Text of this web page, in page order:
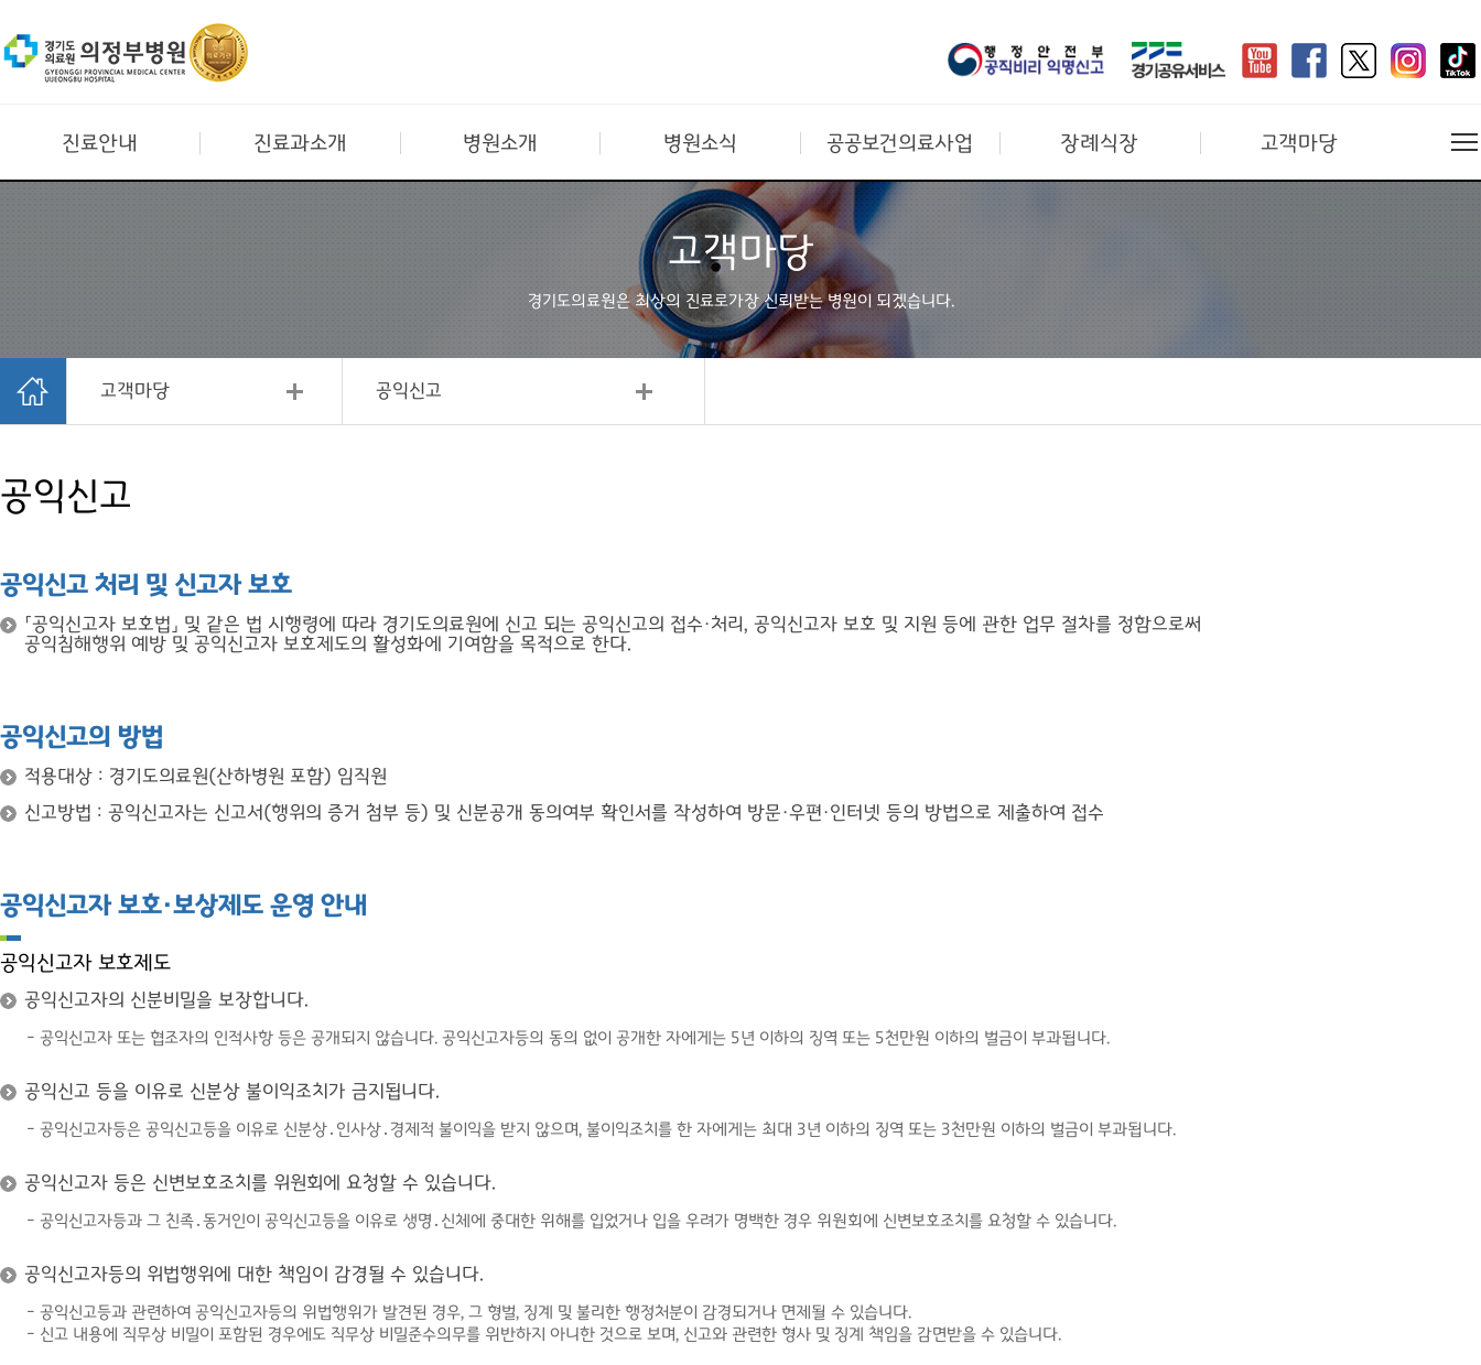
진료안내 진료과소개 병원소개 병원소식 공공보건의료사업 장례식장 고객마당
고객마당
경기도의료원은 최상의 진료로가장 신뢰받는 병원이 되겠습니다.
고객마당 공익신고
공익신고
공익신고 처리 및 신고자 보호
「공익신고자 보호법」 및 같은 법 시행령에 따라 경기도의료원에 신고 되는 공익신고의 접수·처리, 공익신고자 보호 및 지원 등에 관한 업무 절차를 정함으로써
공익침해행위 예방 및 공익신고자 보호제도의 활성화에 기여함을 목적으로 한다.
공익신고의 방법
적용대상 : 경기도의료원(산하병원 포함) 임직원
신고방법 : 공익신고자는 신고서(행위의 증거 첨부 등) 및 신분공개 동의여부 확인서를 작성하여 방문·우편·인터넷 등의 방법으로 제출하여 접수
공익신고자 보호·보상제도 운영 안내
공익신고자 보호제도
공익신고자의 신분비밀을 보장합니다.
- 공익신고자 또는 협조자의 인적사항 등은 공개되지 않습니다. 공익신고자등의 동의 없이 공개한 자에게는 5년 이하의 징역 또는 5천만원 이하의 벌금이 부과됩니다.
공익신고 등을 이유로 신분상 불이익조치가 금지됩니다.
- 공익신고자등은 공익신고등을 이유로 신분상․인사상․경제적 불이익을 받지 않으며, 불이익조치를 한 자에게는 최대 3년 이하의 징역 또는 3천만원 이하의 벌금이 부과됩니다.
공익신고자 등은 신변보호조치를 위원회에 요청할 수 있습니다.
- 공익신고자등과 그 친족․동거인이 공익신고등을 이유로 생명․신체에 중대한 위해를 입었거나 입을 우려가 명백한 경우 위원회에 신변보호조치를 요청할 수 있습니다.
공익신고자등의 위법행위에 대한 책임이 감경될 수 있습니다.
- 공익신고등과 관련하여 공익신고자등의 위법행위가 발견된 경우, 그 형벌, 징계 및 불리한 행정처분이 감경되거나 면제될 수 있습니다.
- 신고 내용에 직무상 비밀이 포함된 경우에도 직무상 비밀준수의무를 위반하지 아니한 것으로 보며, 신고와 관련한 형사 및 징계 책임을 감면받을 수 있습니다.